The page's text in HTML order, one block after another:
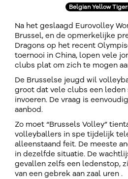
Belgian Yellow
Na het geslaagd Eurovolley
Brussel, en de opmerkelijke
Dragons op het recent
toernooi in China, lopen vele
clubs plat om zich te mogen
De Brusselse jeugd wil
groot dat vele clubs een
invoeren. De vraag is
aanbod.
Zo moet “Brussels Volley”
volleyballers in spe tijdelijk
alleenstaand feit. De meeste
in dezelfde situatie. De
gevallen zelfs een ledenstop,
van een gebrek aan zaal uren .